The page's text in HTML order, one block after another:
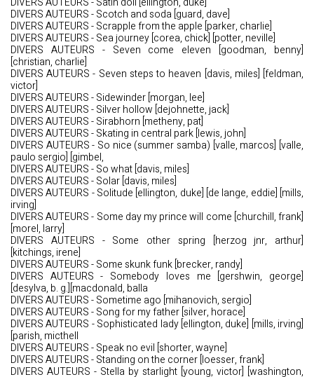
DIVERS AUTEURS - Scotch and soda [guard, dave]
DIVERS AUTEURS - Scrapple from the apple [parker, charlie]
DIVERS AUTEURS - Sea journey [corea, chick] [potter, neville]
DIVERS AUTEURS - Seven come eleven [goodman, benny]
[christian, charlie]
DIVERS AUTEURS - Seven steps to heaven [davis, miles] [feldman,
victor]
DIVERS AUTEURS - Sidewinder [morgan, lee]
DIVERS AUTEURS - Silver hollow [dejohnette, jack]
DIVERS AUTEURS - Sirabhorn [metheny, pat]
DIVERS AUTEURS - Skating in central park [lewis, john]
DIVERS AUTEURS - So nice (summer samba) [valle, marcos] [valle,
paulo sergio] [gimbel,
DIVERS AUTEURS - So what [davis, miles]
DIVERS AUTEURS - Solar [davis, miles]
DIVERS AUTEURS - Solitude [ellington, duke] [de lange, eddie] [mills,
irving]
DIVERS AUTEURS - Some day my prince will come [churchill, frank]
[morel, larry]
DIVERS AUTEURS - Some other spring [herzog jnr, arthur]
[kitchings, irene]
DIVERS AUTEURS - Some skunk funk [brecker, randy]
DIVERS AUTEURS - Somebody loves me [gershwin, george]
[desylva, b. g.][macdonald, balla
DIVERS AUTEURS - Sometime ago [mihanovich, sergio]
DIVERS AUTEURS - Song for my father [silver, horace]
DIVERS AUTEURS - Sophisticated lady [ellington, duke] [mills, irving]
[parish, micthell
DIVERS AUTEURS - Speak no evil [shorter, wayne]
DIVERS AUTEURS - Standing on the corner [loesser, frank]
DIVERS AUTEURS - Stella by starlight [young, victor] [washington,